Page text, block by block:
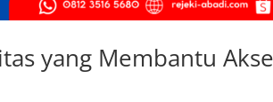
yang Membantu